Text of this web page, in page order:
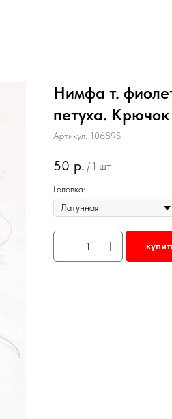
Нимфа т.
петуха.
Артикул: 10689S
50 р. / 1 шт
Головка: